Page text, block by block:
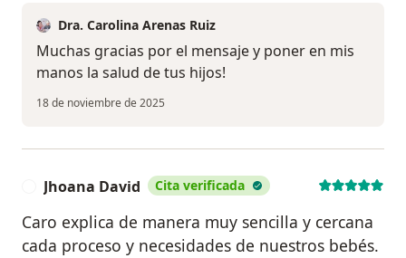
Dra. Carolina Arenas Ruiz
Muchas gracias por el mensaje y poner en mis
manos la salud de tus hijos!
18 de noviembre de 2025
Jhoana David Cita verificada
Caro explica de manera muy sencilla y cercana
cada proceso y necesidades de nuestros bebés.